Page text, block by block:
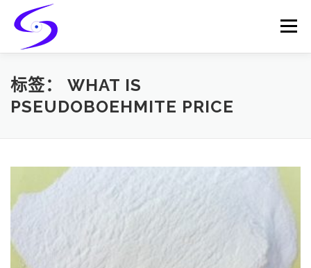
content
Menu
HOME PRODUCTS
标签： WHAT IS
PSEUDOBOEHMITE PRICE